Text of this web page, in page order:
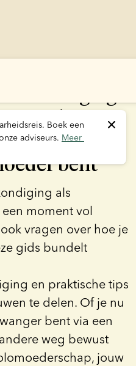
Boek een
adviseurs. Meer
moeder: Zo
dat u een
bent
als
moment vol
vragen over hoe je
gids bundelt
en praktische tips
te delen. Of je nu
bent via een
weg bewust
jouw